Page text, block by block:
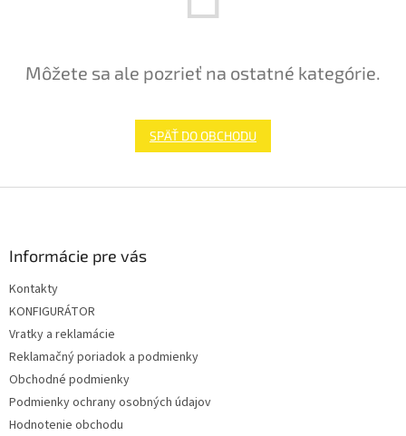
Môžete sa ale pozrieť na ostatné kategórie.
SPÄŤ DO OBCHODU
Informácie pre vás
Kontakty
KONFIGURÁTOR
Vratky a reklamácie
Reklamačný poriadok a podmienky
Obchodné podmienky
Podmienky ochrany osobných údajov
Hodnotenie obchodu